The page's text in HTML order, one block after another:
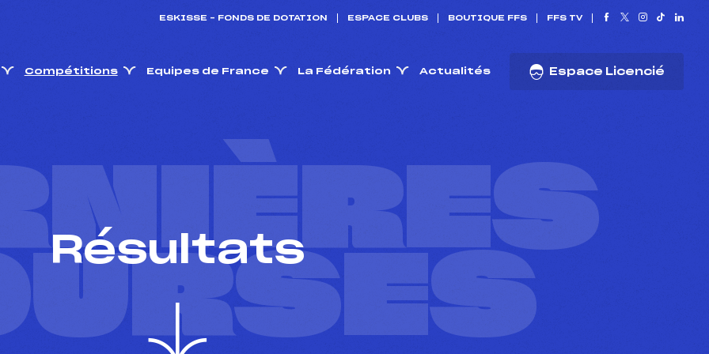
ESKISSE – FONDS DE DOTATION ESPACE CLUBS BOUTIQUE FFS FFS TV
Compétitions Equipes de France La Fédération Actualités Espace Licencié
Résultats